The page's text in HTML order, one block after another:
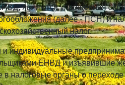
являются упрощенная
(далее - ПСН) и
налог.
и индивидуальные
ЕНВД и изъявившие
в налоговые органы о